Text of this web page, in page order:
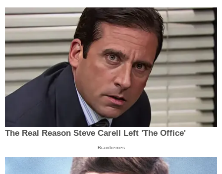
The Real Reason Steve Carell Left 'The Office'
Brainberries